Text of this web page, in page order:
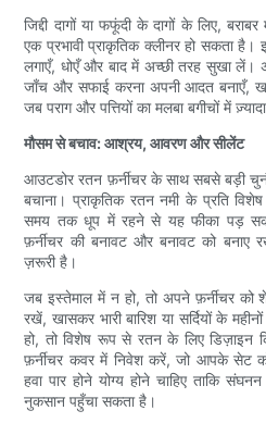
जिद्दी दागों या फफूंदी के दागों के लिए,
एक प्रभावी प्राकृतिक क्लीनर हो सकता
लगाएँ, धोएँ और बाद में अच्छी तरह सुखा लें।
जाँच और सफाई करना अपनी आदत बनाएँ,
जब पराग और पत्तियों का मलबा बगीचों में
मौसम से बचाव: आश्रय, आवरण और सीलेंट
आउटडोर रतन फ़र्नीचर के साथ सबसे बड़ी
बचाना। प्राकृतिक रतन नमी के प्रति
समय तक धूप में रहने से यह फीका पड़
फ़र्नीचर की बनावट और बनावट को बनाए
ज़रूरी है।
जब इस्तेमाल में न हो, तो अपने फ़र्नीचर
रखें, खासकर भारी बारिश या सर्दियों के
हो, तो विशेष रूप से रतन के लिए डिज़ाइन
फ़र्नीचर कवर में निवेश करें, जो आपके सेट
हवा पार होने योग्य होने चाहिए ताकि
नुकसान पहुँचा सकता है।